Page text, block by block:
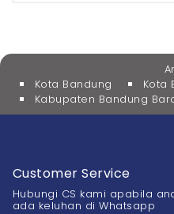
Kota Bandung
Kota
Kabupaten Bandung
Customer Service
Hubungi CS kami apabila
ada keluhan di Whatsapp